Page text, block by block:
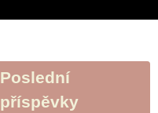
Poslední
příspěvky